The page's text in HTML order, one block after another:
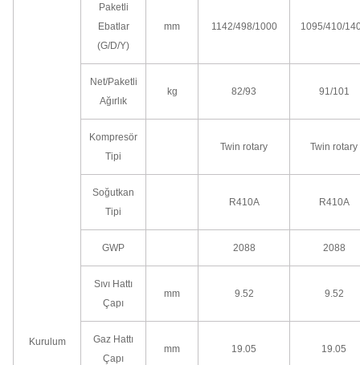
Kurulum
Paketli
Ebatlar
(G/D/Y)
mm 1142/498/1000 1095/410/
Net/Paketli
Ağırlık
kg 82/93 91/101
Kompresör
Tipi
Twin rotary Twin rotary
Soğutkan
Tipi
R410A R410A
GWP 2088 2088
Sıvı Hattı
Çapı
mm 9.52 9.52
Gaz Hattı
Çapı
mm 19.05 19.05